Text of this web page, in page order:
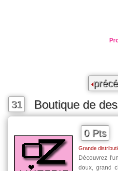
31 Boutique de
0 Pts
Grande
Découvrez
doux, grand